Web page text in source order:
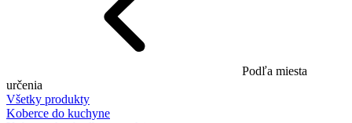
Podľa miesta
určenia
Všetky produkty
Koberce do kuchyne